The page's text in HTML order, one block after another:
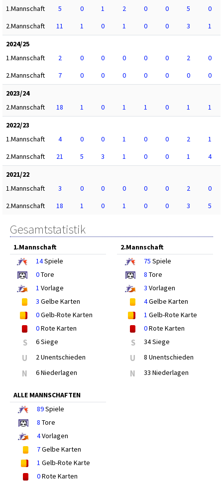
1.Mannschaft
5 0 1 2 0 0 5
0
2.Mannschaft
11 1 0 1 0 0 3
1
2024/25
1.Mannschaft
2 0 0 0 0 0 2
0
2.Mannschaft
7 0 0 0 0 0 0
0
2023/24
2.Mannschaft
18 1 0 1 1 0 1
1
2022/23
1.Mannschaft
4 0 0 1 0 0 2
1
2.Mannschaft
21 5 3 1 0 0 1
4
2021/22
1.Mannschaft
3 0 0 0 0 0 2
0
2.Mannschaft
18 1 0 1 0 0 3 5
Gesamtstatistik
1.Mannschaft
14Spiele
0Tore
1 Vorlage
3 Gelbe Karten
0Gelb-Rote Karten
0Rote Karten
S 6 Siege
U 2 Unentschieden
N 6 Niederlagen
2.Mannschaft
75 Spiele
8 Tore
3 Vorlagen
4Gelbe Karten
1 Gelb-Rote Karte
0Rote Karten
S 34 Siege
U 8 Unentschieden
N 33 Niederlagen
ALLE MANNSCHAFTEN
89Spiele
8 Tore
4Vorlagen
7Gelbe Karten
1 Gelb-Rote Karte
0Rote Karten